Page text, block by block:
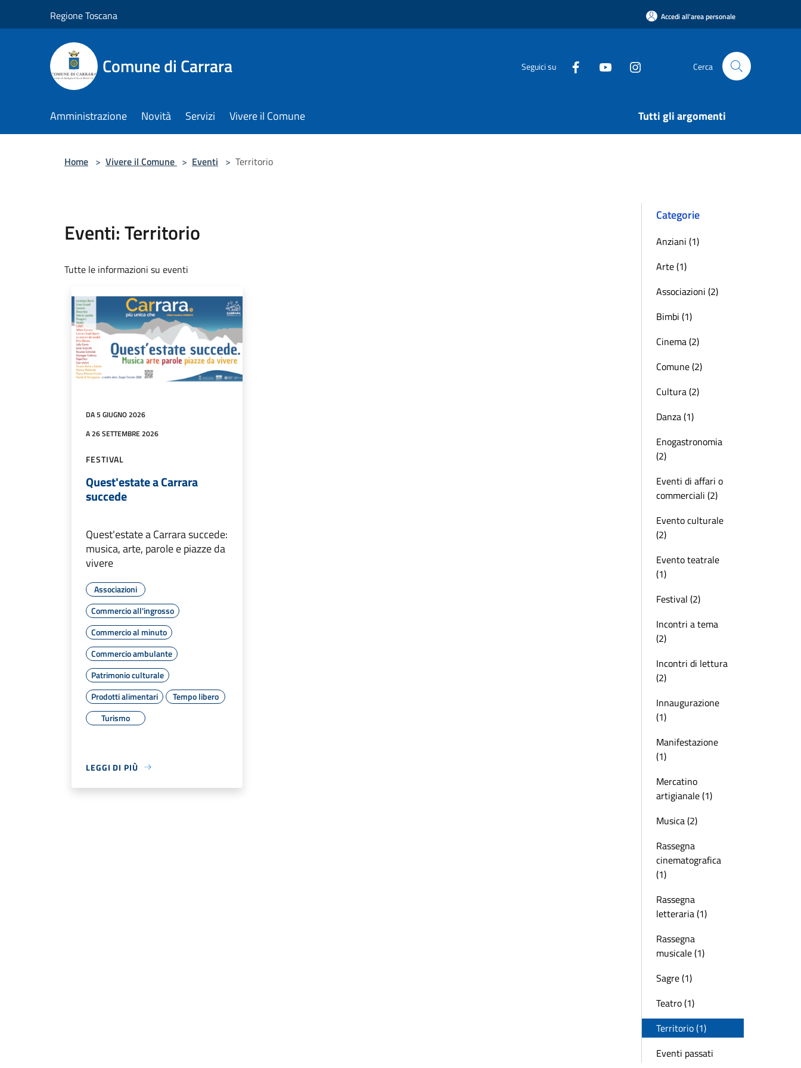
Regione Toscana Accedi all'area personale
Comune di Carrara Seguici su Cerca
Amministrazione Novità Servizi Vivere il Comune Tutti gli argomenti
Home > Vivere il Comune > Eventi > Territorio
Eventi: Territorio
Tutte le informazioni su eventi
DA 5 GIUGNO 2026
A 26 SETTEMBRE 2026
FESTIVAL
Quest'estate a Carrara
succede
Quest'estate a Carrara succede:
musica, arte, parole e piazze da
vivere
Associazioni
Commercio all'ingrosso
Commercio al minuto
Commercio ambulante
Patrimonio culturale
Prodotti alimentari
Tempo libero
Turismo
LEGGI DI PIÙ
Categorie
Anziani (1)
Arte (1)
Associazioni (2)
Bimbi (1)
Cinema (2)
Comune (2)
Cultura (2)
Danza (1)
Enogastronomia
(2)
Eventi di affari o
commerciali (2)
Evento culturale
(2)
Evento teatrale
(1)
Festival (2)
Incontri a tema
(2)
Incontri di lettura
(2)
Innaugurazione
(1)
Manifestazione
(1)
Mercatino
artigianale (1)
Musica (2)
Rassegna
cinematografica
(1)
Rassegna
letteraria (1)
Rassegna
musicale (1)
Sagre (1)
Teatro (1)
Territorio (1)
Eventi passati